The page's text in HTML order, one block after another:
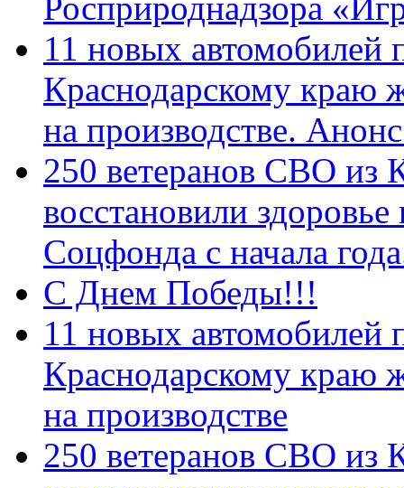
Росприроднадзора
11 новых автомобилей
Краснодарскому краю
на производстве.
250 ветеранов СВО из
восстановили
Соцфонда с начала
С Днем Победы!!!
11 новых автомобилей
Краснодарскому краю
на производстве
250 ветеранов СВО из